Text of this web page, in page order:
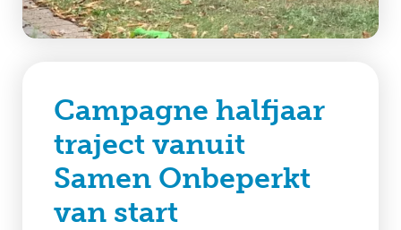
Campagne halfjaar
traject vanuit
Samen Onbeperkt
van start